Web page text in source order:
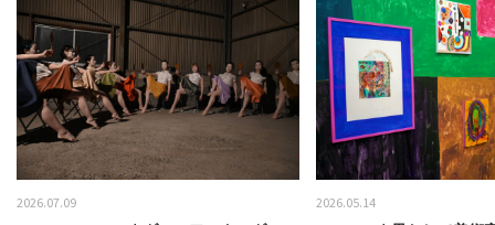
2026.07.09 2026.05.14